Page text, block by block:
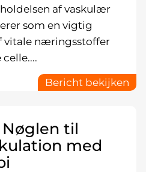
af vaskulær
som en vigtig
vitale næringsstoffer
Bericht bekijken
til
med